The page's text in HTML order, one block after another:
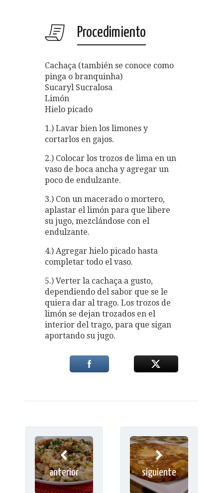
Procedimiento
Cachaça (también se conoce como
pinga o branquinha)
Sucaryl Sucralosa
Limón
Hielo picado
1.) Lavar bien los limones y
cortarlos en gajos.
2.) Colocar los trozos de lima en un
vaso de boca ancha y agregar un
poco de endulzante.
3.) Con un macerado o mortero,
aplastar el limón para que libere
su jugo, mezclándose con el
endulzante.
4.) Agregar hielo picado hasta
completar todo el vaso.
5.) Verter la cachaça a gusto,
dependiendo del sabor que se le
quiera dar al trago. Los trozos de
limón se dejan trozados en el
interior del trago, para que sigan
aportando su jugo.
anterior siguiente